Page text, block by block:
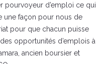
pourvoyeur d’emploi ce qui
une façon pour nous de
pour que chacun puisse
opportunités d’emplois à
ancien boursier et